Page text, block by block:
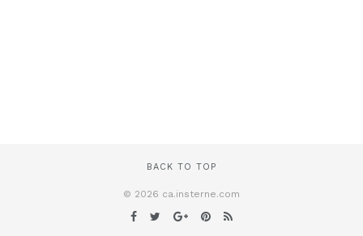
BACK TO TOP
© 2026 ca.insterne.com